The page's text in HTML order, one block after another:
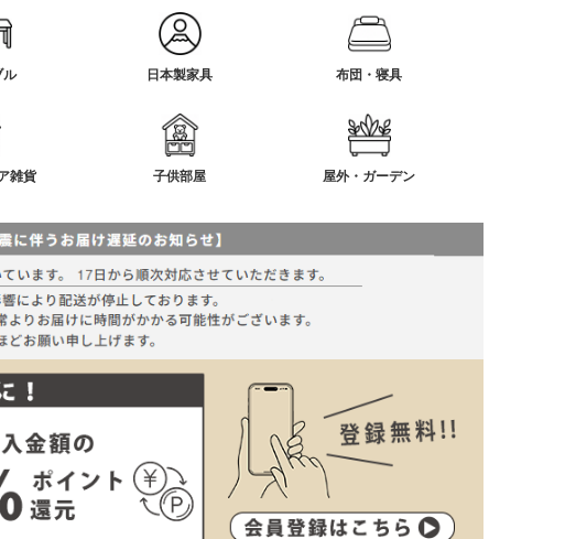
ル 日本製家具 布団・寝具
雑貨 子供部屋 屋外・ガーデン